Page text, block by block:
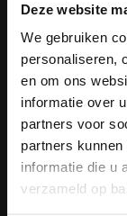
Deze website
We gebruiken
personaliseren,
en om ons
informatie over
partners voor
partners
informatie die u
verzameld op
Producten
Tafels
Wanddecoratie
Tv-meubels
Accessoires
Onderstellen
Olie en
Over ons
Wie zijn wij?